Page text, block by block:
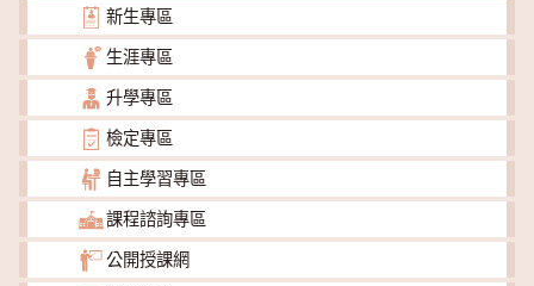
新生專區
生涯專區
升學專區
檢定專區
自主學習專區
課程諮詢專區
公開授課網